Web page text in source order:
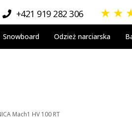
+421 919 282 306 ★ ★
Snowboard Odzież narciarska
Mach1 HV 100 RT